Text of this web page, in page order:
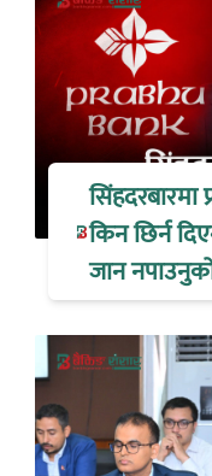
किन छिर्न
जान